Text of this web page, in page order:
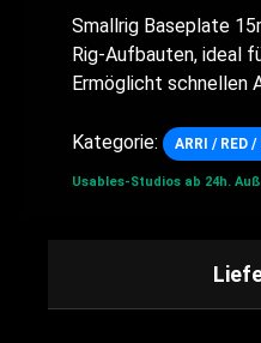
Smallrig Baseplate
Rig-Aufbauten, ideal
Ermöglicht schnellen
Kategorie: ARRI / RED
Usables-Studios ab 24h.